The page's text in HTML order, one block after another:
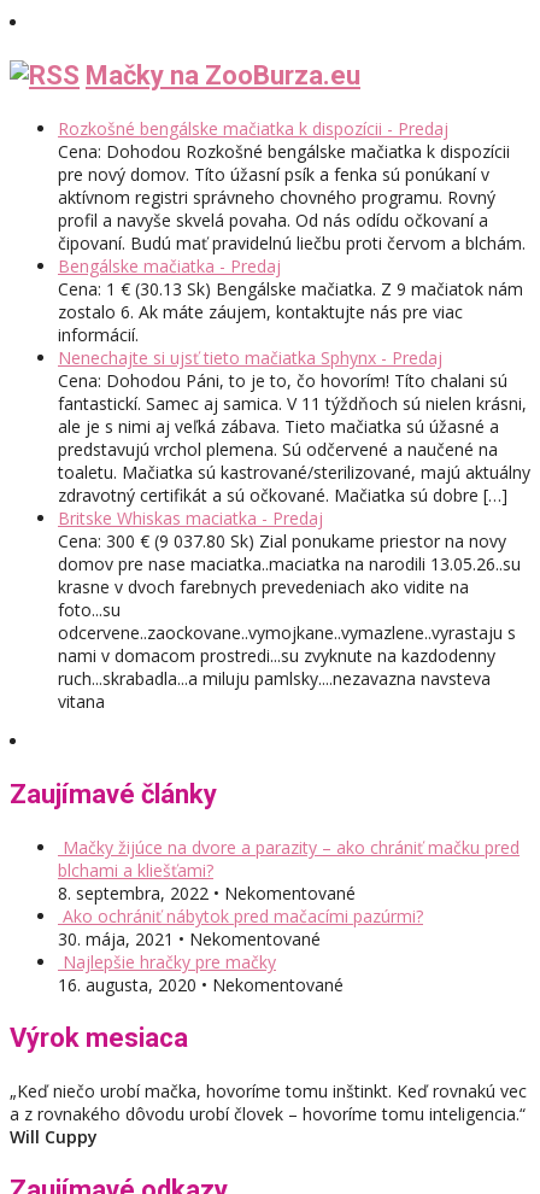
Mačky na ZooBurza.eu
Rozkošné bengálske mačiatka k dispozícii - Predaj
Cena: Dohodou Rozkošné bengálske mačiatka k dispozícii
pre nový domov. Títo úžasní psík a fenka sú ponúkaní v
aktívnom registri správneho chovného programu. Rovný
profil a navyše skvelá povaha. Od nás odídu očkovaní a
čipovaní. Budú mať pravidelnú liečbu proti červom a blchám.
Bengálske mačiatka - Predaj
Cena: 1 € (30.13 Sk) Bengálske mačiatka. Z 9 mačiatok nám
zostalo 6. Ak máte záujem, kontaktujte nás pre viac
informácií.
Nenechajte si ujsť tieto mačiatka Sphynx - Predaj
Cena: Dohodou Páni, to je to, čo hovorím! Títo chalani sú
fantastickí. Samec aj samica. V 11 týždňoch sú nielen krásni,
ale je s nimi aj veľká zábava. Tieto mačiatka sú úžasné a
predstavujú vrchol plemena. Sú odčervené a naučené na
toaletu. Mačiatka sú kastrované/sterilizované, majú aktuálny
zdravotný certifikát a sú očkované. Mačiatka sú dobre […]
Britske Whiskas maciatka - Predaj
Cena: 300 € (9 037.80 Sk) Zial ponukame priestor na novy
domov pre nase maciatka..maciatka na narodili 13.05.26..su
krasne v dvoch farebnych prevedeniach ako vidite na
foto...su
odcervene..zaockovane..vymojkane..vymazlene..vyrastaju s
nami v domacom prostredi...su zvyknute na kazdodenny
ruch...skrabadla...a miluju pamlsky....nezavazna navsteva
vitana
Zaujímavé články
Mačky žijúce na dvore a parazity – ako chrániť mačku pred
blchami a kliešťami?
8. septembra, 2022 • Nekomentované
Ako ochrániť nábytok pred mačacími pazúrmi?
30. mája, 2021 • Nekomentované
Najlepšie hračky pre mačky
16. augusta, 2020 • Nekomentované
Výrok mesiaca
„Keď niečo urobí mačka, hovoríme tomu inštinkt. Keď rovnakú vec
a z rovnakého dôvodu urobí človek – hovoríme tomu inteligencia.“
Will Cuppy